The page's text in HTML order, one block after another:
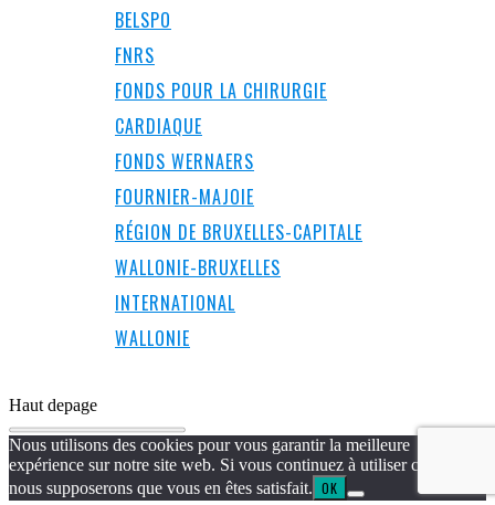
BELSPO
FNRS
FONDS POUR LA CHIRURGIE
CARDIAQUE
FONDS WERNAERS
FOURNIER-MAJOIE
RÉGION DE BRUXELLES-CAPITALE
WALLONIE-BRUXELLES
INTERNATIONAL
WALLONIE
Haut depage
Nous utilisons des cookies pour vous garantir la meilleure
expérience sur notre site web. Si vous continuez à utiliser ce site,
nous supposerons que vous en êtes satisfait. OK